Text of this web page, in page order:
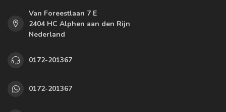
Van Foreestlaan 7 E
2404 HC Alphen aan den Rijn
Nederland
0172-201367
0172-201367